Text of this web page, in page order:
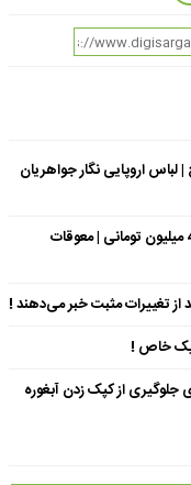
اروپایی نگار جواهریان
بازنشستگان تامین اجتماعی چشم انتظار معوقات 4 میلیون تومانی | معوقات
کیک خاص !
از کپک زدن آبغوره